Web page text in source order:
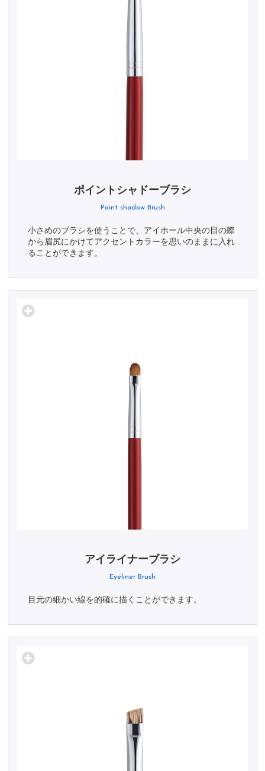
ポイントシャドーブラシ
Point shadow Brush
小さめのブラシを使うことで、アイホール中央の目の際
から眉尻にかけてアクセントカラーを思いのままに入れ
ることができます。
アイライナーブラシ
Eyeliner Brush
目元の細かい線を的確に描くことができます。